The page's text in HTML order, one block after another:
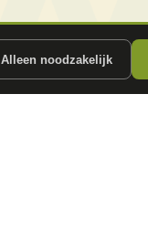
Alleen noodzakelijk